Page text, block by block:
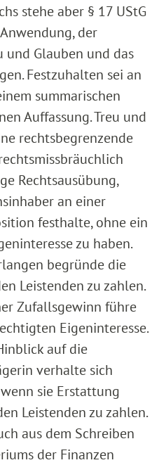
stehe aber § 17 UStG
der
und Glauben und das
Festzuhalten sei an
summarischen
Auffassung. Treu und
rechtsbegrenzende
Rechtsausübung,
an einer
festhalte, ohne ein
zu haben.
begründe die
Leistenden zu zahlen.
Zufallsgewinn führe
Eigeninteresse.
auf die
verhalte sich
sie Erstattung
Leistenden zu zahlen.
aus dem Schreiben
der Finanzen